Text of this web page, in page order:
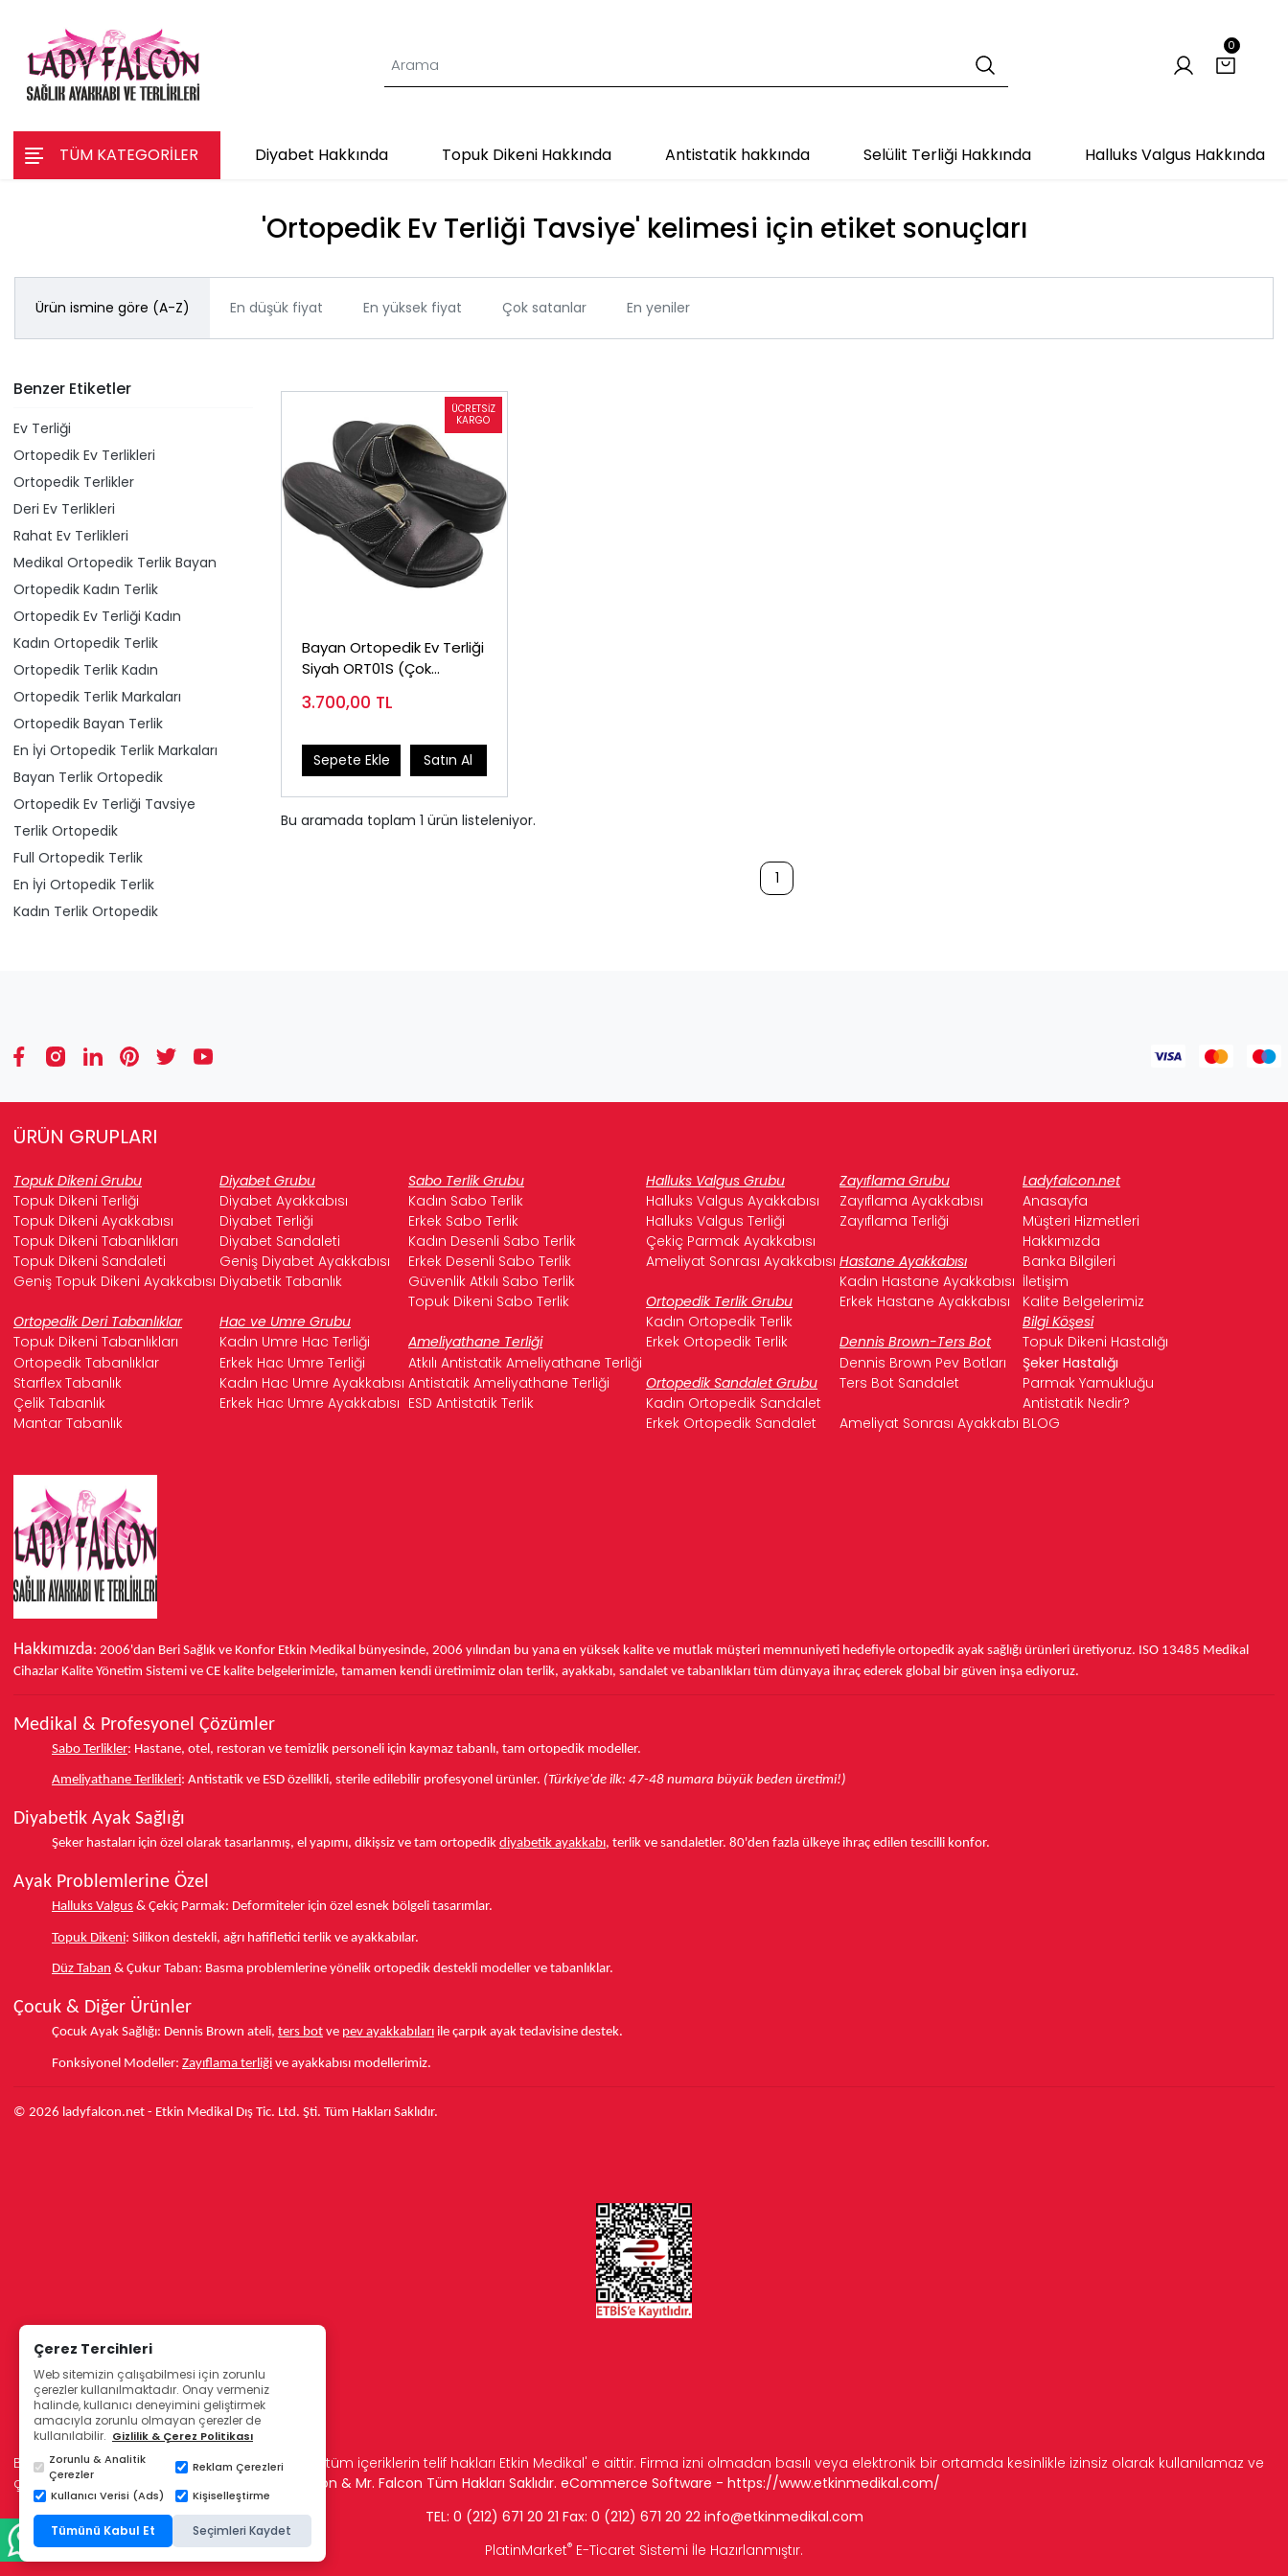
0
TÜM KATEGORİLER Diyabet Hakkında Topuk Dikeni Hakkında Antistatik hakkında Selülit Terliği Hakkında Halluks Valgus Hakkında
'Ortopedik Ev Terliği Tavsiye' kelimesi için etiket sonuçları
Ürün ismine göre (A-Z) En düşük fiyat En yüksek fiyat Çok satanlar En yeniler
Benzer Etiketler
Ev Terliği
Ortopedik Ev Terlikleri
Ortopedik Terlikler
Deri Ev Terlikleri
Rahat Ev Terlikleri
Medikal Ortopedik Terlik Bayan
Ortopedik Kadın Terlik
Ortopedik Ev Terliği Kadın
Kadın Ortopedik Terlik
Ortopedik Terlik Kadın
Ortopedik Terlik Markaları
Ortopedik Bayan Terlik
En İyi Ortopedik Terlik Markaları
Bayan Terlik Ortopedik
Ortopedik Ev Terliği Tavsiye
Terlik Ortopedik
Full Ortopedik Terlik
En İyi Ortopedik Terlik
Kadın Terlik Ortopedik
Bayan Ortopedik Ev Terliği
Siyah ORT01S (Çok
3.700,00 TL
Sepete Ekle Satın Al
Bu aramada toplam 1 ürün listeleniyor.
1
ÜRÜN GRUPLARI
Topuk Dikeni Grubu Diyabet Grubu Sabo Terlik Grubu Halluks Valgus Grubu Zayıflama Grubu
Ladyfalcon.net
Topuk Dikeni Terliği
Diyabet Ayakkabısı Kadın Sabo Terlik Halluks Valgus Ayakkabısı Zayıflama Ayakkabısı
Anasayfa
Topuk Dikeni Ayakkabısı
Diyabet Terliği Erkek Sabo Terlik Halluks Valgus Terliği Zayıflama Terliği
Müşteri Hizmetleri
Topuk Dikeni Tabanlıkları
Diyabet Sandaleti Kadın Desenli Sabo Terlik Çekiç Parmak Ayakkabısı
Hakkımızda
Topuk Dikeni Sandaleti
Geniş Diyabet Ayakkabısı Erkek Desenli Sabo Terlik Ameliyat Sonrası Ayakkabısı Hastane Ayakkabısı
Banka Bilgileri
Geniş Topuk Dikeni Ayakkabısı Diyabetik Tabanlık Güvenlik Atkılı Sabo Terlik Kadın Hastane Ayakkabısı İletişim
Topuk Dikeni Sabo Terlik
Ortopedik Terlik Grubu Erkek Hastane Ayakkabısı
Kalite Belgelerimiz
Ortopedik Deri Tabanlıklar
Hac ve Umre Grubu Kadın Ortopedik Terlik
Bilgi Köşesi
Topuk Dikeni Tabanlıkları
Kadın Umre Hac Terliği Ameliyathane Terliği Erkek Ortopedik Terlik Dennis Brown-Ters Bot
Topuk Dikeni Hastalığı
Ortopedik Tabanlıklar
Erkek Hac Umre Terliği Atkılı Antistatik Ameliyathane Terliği Dennis Brown Pev Botları
Şeker Hastalığı
Starflex Tabanlık
Kadın Hac Umre Ayakkabısı Antistatik Ameliyathane Terliği Ortopedik Sandalet Grubu Ters Bot Sandalet
Parmak Yamukluğu
Çelik Tabanlık
Erkek Hac Umre Ayakkabısı ESD Antistatik Terlik Kadın Ortopedik Sandalet
Antistatik Nedir?
Mantar Tabanlık
Erkek Ortopedik Sandalet Ameliyat Sonrası Ayakkabı BLOG
Hakkımızda: 2006'dan Beri Sağlık ve Konfor Etkin Medikal bünyesinde, 2006 yılından bu yana en yüksek kalite ve mutlak müşteri memnuniyeti hedefiyle ortopedik ayak sağlığı ürünleri üretiyoruz. ISO 13485 Medikal
Cihazlar Kalite Yönetim Sistemi ve CE kalite belgelerimizle, tamamen kendi üretimimiz olan terlik, ayakkabı, sandalet ve tabanlıkları tüm dünyaya ihraç ederek global bir güven inşa ediyoruz.
Medikal & Profesyonel Çözümler
Sabo Terlikler: Hastane, otel, restoran ve temizlik personeli için kaymaz tabanlı, tam ortopedik modeller.
Ameliyathane Terlikleri: Antistatik ve ESD özellikli, sterile edilebilir profesyonel ürünler. (Türkiye'de ilk: 47-48 numara büyük beden üretimi!)
Diyabetik Ayak Sağlığı
Şeker hastaları için özel olarak tasarlanmış, el yapımı, dikişsiz ve tam ortopedik diyabetik ayakkabı, terlik ve sandaletler. 80'den fazla ülkeye ihraç edilen tescilli konfor.
Ayak Problemlerine Özel
Halluks Valgus & Çekiç Parmak: Deformiteler için özel esnek bölgeli tasarımlar.
Topuk Dikeni: Silikon destekli, ağrı hafifletici terlik ve ayakkabılar.
Düz Taban & Çukur Taban: Basma problemlerine yönelik ortopedik destekli modeller ve tabanlıklar.
Çocuk & Diğer Ürünler
Çocuk Ayak Sağlığı: Dennis Brown ateli, ters bot ve pev ayakkabıları ile çarpık ayak tedavisine destek.
Fonksiyonel Modeller: Zayıflama terliği ve ayakkabısı modellerimiz.
© 2026 ladyfalcon.net - Etkin Medikal Dış Tic. Ltd. Şti. Tüm Hakları Saklıdır.
Bu sitede kullanılan resimler, metinler ve diğer tüm içeriklerin telif hakları Etkin Medikal' e aittir. Firma izni olmadan basılı veya elektronik bir ortamda kesinlikle izinsiz olarak kullanılamaz ve
çoğaltılamaz.
© Etkin Medikal 2006 - Lady Falcon & Mr. Falcon Tüm Hakları Saklıdır. eCommerce Software - https://www.etkinmedikal.com/
TEL: 0 (212) 671 20 21 Fax: 0 (212) 671 20 22 info@etkinmedikal.com
PlatinMarket® E-Ticaret Sistemi İle Hazırlanmıştır.
Çerez Tercihleri
Web sitemizin çalışabilmesi için zorunlu
çerezler kullanılmaktadır. Onay vermeniz
halinde, kullanıcı deneyimini geliştirmek
amacıyla zorunlu olmayan çerezler de
kullanılabilir. Gizlilik & Çerez Politikası
Zorunlu & Analitik
Çerezler
Reklam Çerezleri
Kullanıcı Verisi (Ads)
Kişiselleştirme
Tümünü Kabul Et Seçimleri Kaydet